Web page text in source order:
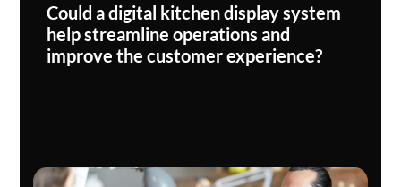
Could a digital kitchen display system
help streamline operations and
improve the customer experience?